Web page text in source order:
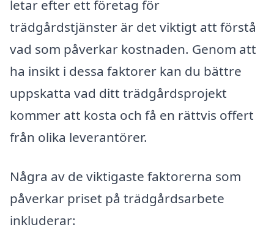
letar efter ett företag för
trädgårdstjänster är det viktigt att förstå
vad som påverkar kostnaden. Genom att
ha insikt i dessa faktorer kan du bättre
uppskatta vad ditt trädgårdsprojekt
kommer att kosta och få en rättvis offert
från olika leverantörer.
Några av de viktigaste faktorerna som
påverkar priset på trädgårdsarbete
inkluderar: